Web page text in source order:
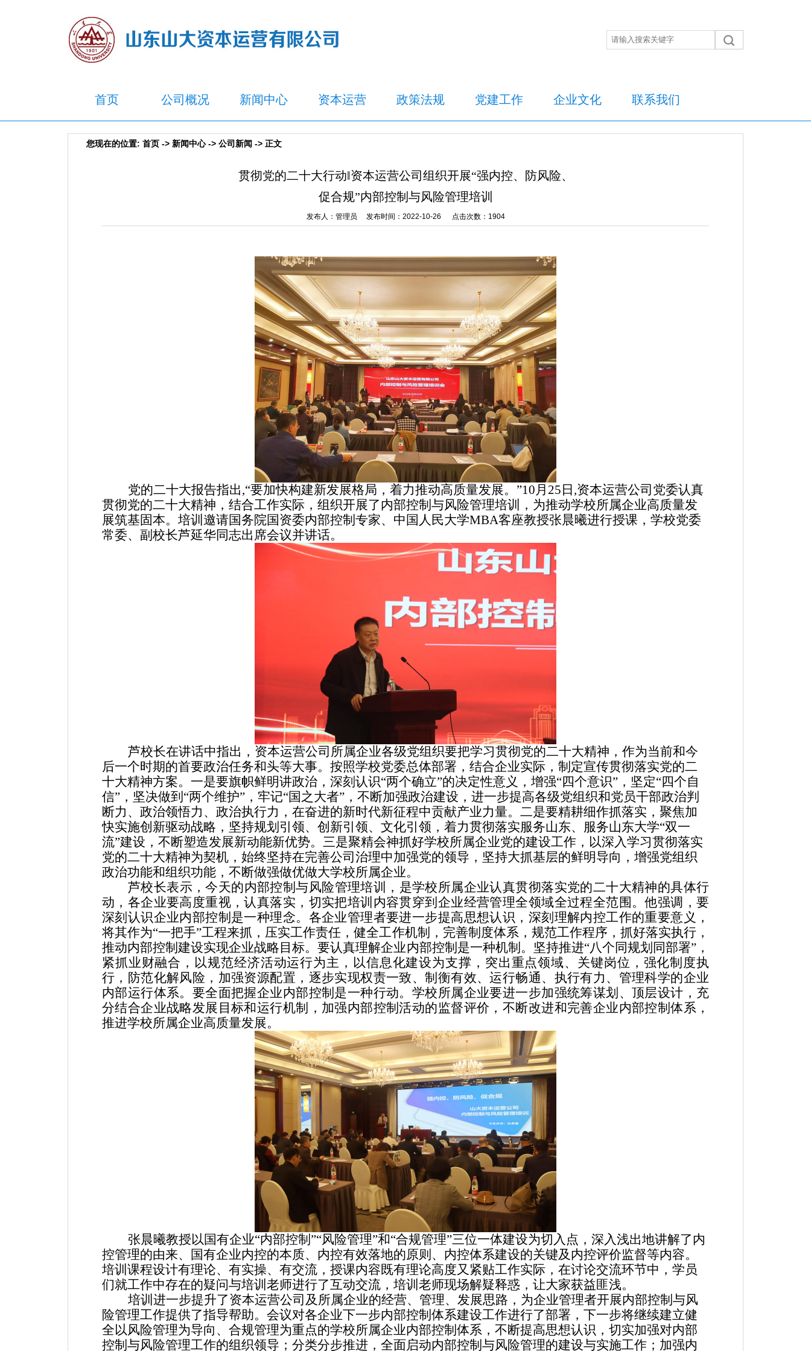
首页 公司概况 新闻中心 资本运营 政策法规 党建工作 企业文化 联系我们
您现在的位置: 首页 -> 新闻中心-> 公司新闻 -> 正文
贯彻党的二十大行动‖资本运营公司组织开展“强内控、防风险、
促合规”内部控制与风险管理培训
发布人：管理员 发布时间：2022-10-26 点击次数： 1904
党的二十大报告指出,“要加快构建新发展格局，着力推动高质量发展。”10月25日,资本运营公司党委认真
贯彻党的二十大精神，结合工作实际，组织开展了内部控制与风险管理培训，为推动学校所属企业高质量发
展筑基固本。培训邀请国务院国资委内部控制专家、中国人民大学MBA客座教授张晨曦进行授课，学校党委
常委、副校长芦延华同志出席会议并讲话。
芦校长在讲话中指出，资本运营公司所属企业各级党组织要把学习贯彻党的二十大精神，作为当前和今
后一个时期的首要政治任务和头等大事。按照学校党委总体部署，结合企业实际，制定宣传贯彻落实党的二
十大精神方案。一是要旗帜鲜明讲政治，深刻认识“两个确立”的决定性意义，增强“四个意识”，坚定“四个自
信”，坚决做到“两个维护”，牢记“国之大者”，不断加强政治建设，进一步提高各级党组织和党员干部政治判
断力、政治领悟力、政治执行力，在奋进的新时代新征程中贡献产业力量。二是要精耕细作抓落实，聚焦加
快实施创新驱动战略，坚持规划引领、创新引领、文化引领，着力贯彻落实服务山东、服务山东大学“双一
流”建设，不断塑造发展新动能新优势。三是聚精会神抓好学校所属企业党的建设工作，以深入学习贯彻落实
党的二十大精神为契机，始终坚持在完善公司治理中加强党的领导，坚持大抓基层的鲜明导向，增强党组织
政治功能和组织功能，不断做强做优做大学校所属企业。
芦校长表示，今天的内部控制与风险管理培训，是学校所属企业认真贯彻落实党的二十大精神的具体行
动，各企业要高度重视，认真落实，切实把培训内容贯穿到企业经营管理全领域全过程全范围。他强调 ，要
深刻认识企业内部控制是一种理念。各企业管理者要进一步提高思想认识，深刻理解内控工作的重要意义，
将其作为“一把手”工程来抓，压实工作责任，健全工作机制，完善制度体系，规范工作程序，抓好落实执行，
推动内部控制建设实现企业战略目标。要认真理解企业内部控制是一种机制。坚持推进“八个同规划同部署”，
紧抓业财融合，以规范经济活动运行为主，以信息化建设为支撑，突出重点领域、关键岗位，强化制度执
行，防范化解风险，加强资源配置，逐步实现权责一致、制衡有效、运行畅通、执行有力、管理科学的企业
内部运行体系。要全面把握企业内部控制是一种行动。学校所属企业要进一步加强统筹谋划、顶层设计，充
分结合企业战略发展目标和运行机制，加强内部控制活动的监督评价，不断改进和完善企业内部控制体系，
推进学校所属企业高质量发展。
张晨曦教授以国有企业“内部控制”“风险管理”和“合规管理”三位一体建设为切入点，深入浅出地讲解了内
控管理的由来、国有企业内控的本质、内控有效落地的原则、内控体系建设的关键及内控评价监督等内容。
培训课程设计有理论、有实操、有交流，授课内容既有理论高度又紧贴工作实际，在讨论交流环节中，学员
们就工作中存在的疑问与培训老师进行了互动交流，培训老师现场解疑释惑，让大家获益匪浅。
培训进一步提升了资本运营公司及所属企业的经营、管理、发展思路，为企业管理者开展内部控制与风
险管理工作提供了指导帮助。会议对各企业下一步内部控制体系建设工作进行了部署，下一步将继续建立健
全以风险管理为导向、合规管理为重点的学校所属企业内部控制体系，不断提高思想认识，切实加强对内部
控制与风险管理工作的组织领导；分类分步推进，全面启动内部控制与风险管理的建设与实施工作；加强内